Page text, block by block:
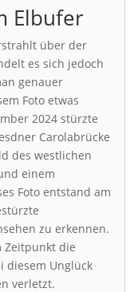
Elbufer
über der
es sich jedoch
genauer
Foto etwas
2024 stürzte
Carolabrücke
des westlichen
einem
Foto entstand am
zu erkennen.
Zeitpunkt die
diesem Unglück
verletzt.